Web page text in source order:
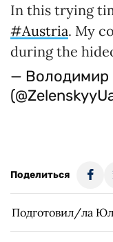
In this trying
#Austria. My
during the
— Володимир
Поделиться
Подготовил/ла